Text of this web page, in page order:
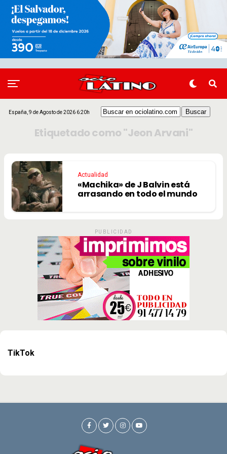
España, 9 de Agosto de 2026 6:20h
Etiquetado como "Jeon Arvani"
Actualidad
«Machika» de J Balvin está
arrasando en todo el mundo
PUBLICIDAD
TikTok